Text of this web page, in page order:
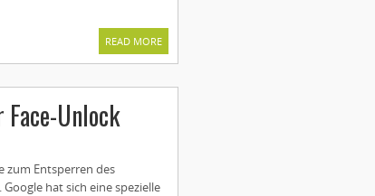
READ MORE
Unlock
zum Entsperren des
hat sich eine spezielle